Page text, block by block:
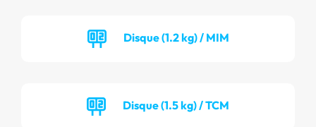
Disque (1.2 kg) / MIM
Disque (1.5 kg) / TCM